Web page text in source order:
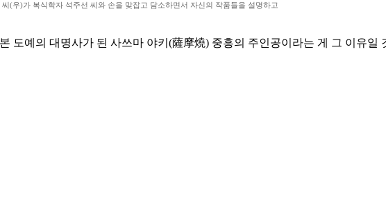
(우)가 복식학자 석주선 씨와 손을 맞잡고 담소하면서 자신의 작품들을 설명하고
도예의 대명사가 된 사쓰마 야키(薩摩燒) 중흥의 주인공이라는 게 그 이유일